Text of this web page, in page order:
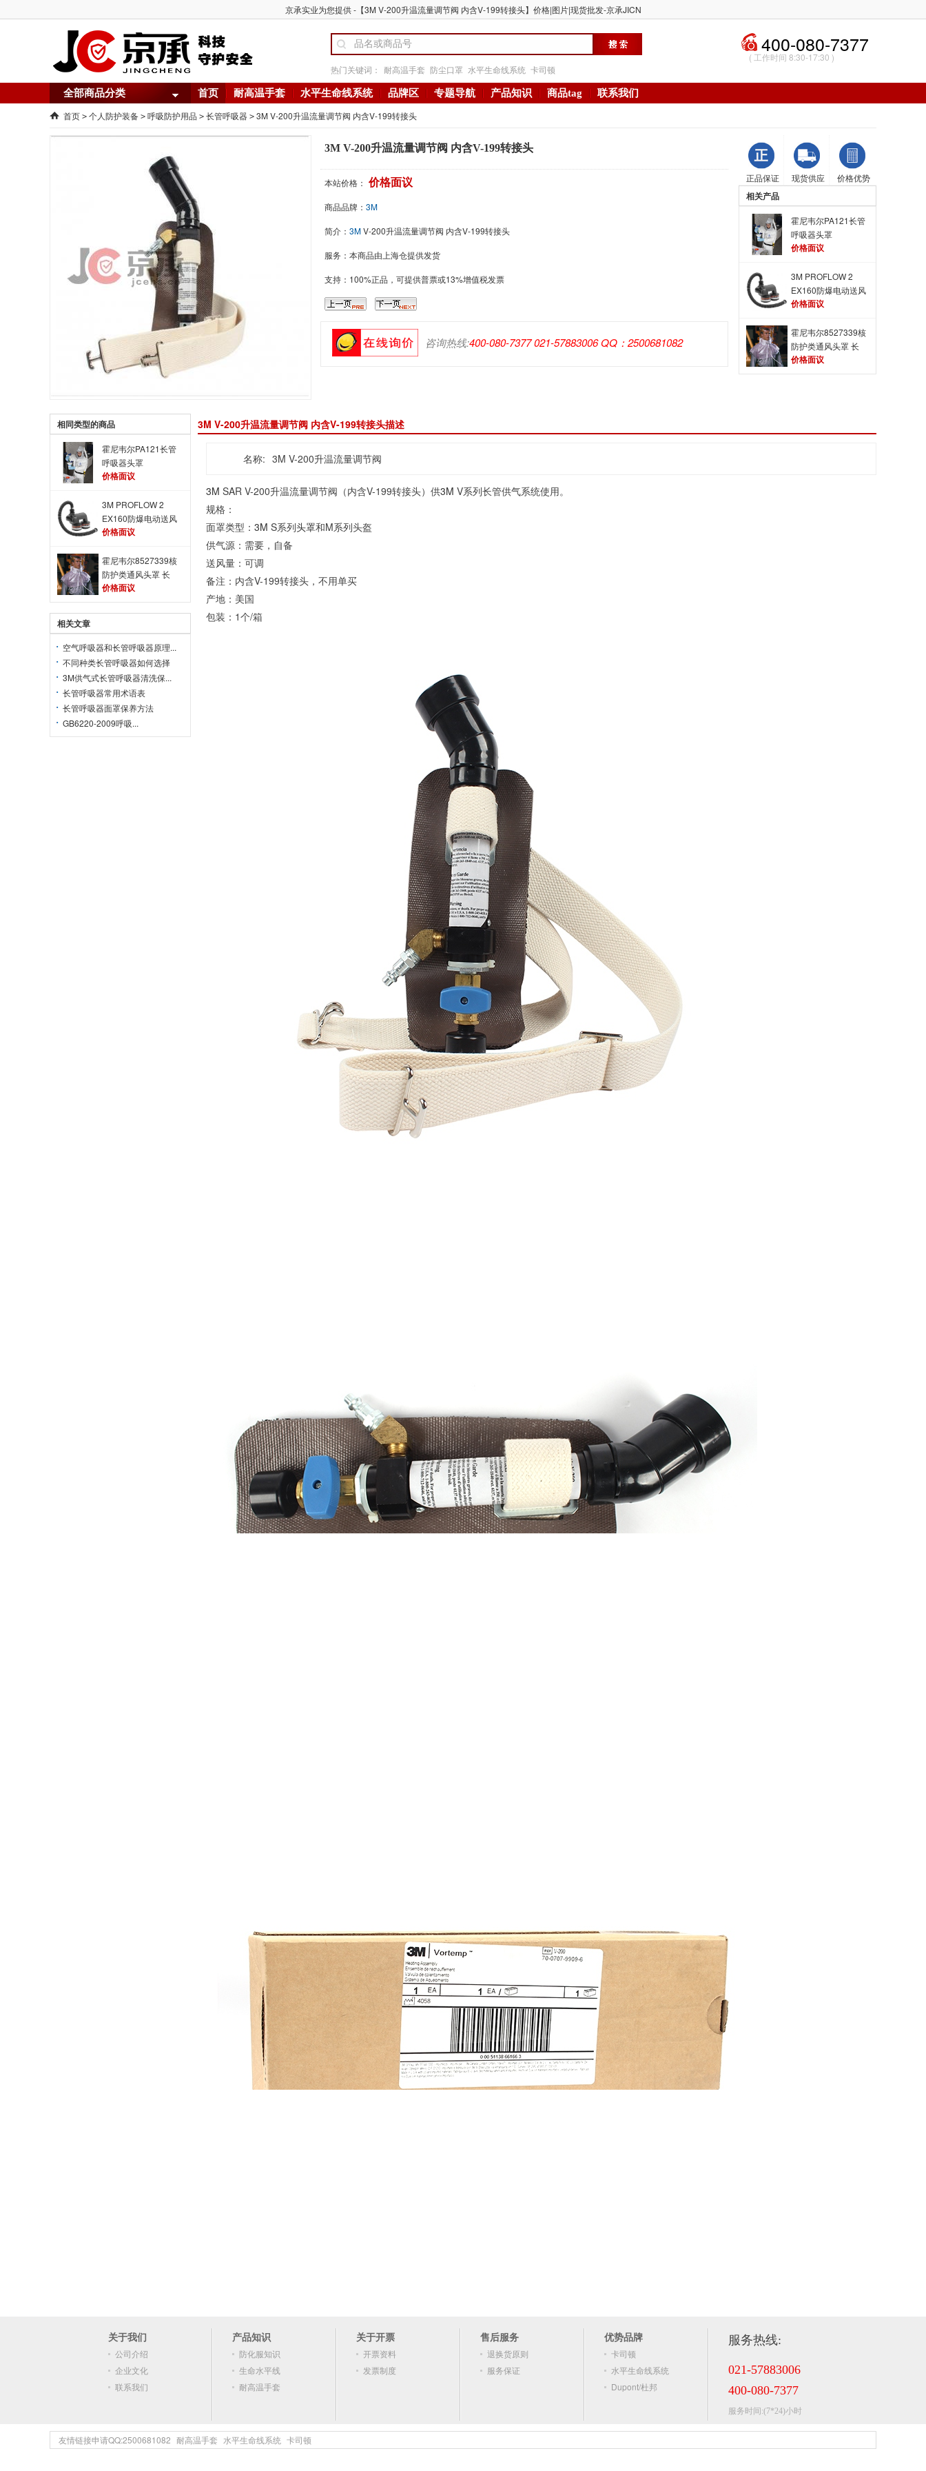
京承实业为您提供 -【3M V-200升温流量调节阀 内含V-199转接头】价格|图片|现货批发-京承JICN
热门关键词： 耐高温手套 防尘口罩 水平生命线系统 卡司顿
400-080-7377
( 工作时间 8:30-17:30 )
全部商品分类 首页 耐高温手套 水平生命线系统 品牌区 专题导航 产品知识 商品tag 联系我们
首页 > 个人防护装备 > 呼吸防护用品 > 长管呼吸器 > 3M V-200升温流量调节阀 内含V-199转接头
3M V-200升温流量调节阀 内含V-199转接头
本站价格： 价格面议
商品品牌： 3M
简介： 3MV-200升温流量调节阀 内含V-199转接头
服务：本商品由上海仓提供发货
支持：100%正品，可提供普票或13%增值税发票
咨询热线:400-080-7377 021-57883006 QQ：2500681082
正品保证 现货供应 价格优势
相关产品
霍尼韦尔PA121长管
呼吸器头罩
价格面议
3M PROFLOW 2
EX160防爆电动送风
呼吸器 极度轻便送
价格面议
霍尼韦尔8527339核
防护类通风头罩 长
管呼吸器配件
价格面议
相同类型的商品
霍尼韦尔PA121长管
呼吸器头罩
价格面议
3M PROFLOW 2
EX160防爆电动送风
呼吸器 极度轻便送
价格面议
霍尼韦尔8527339核
防护类通风头罩 长
管呼吸器配件
价格面议
相关文章
空气呼吸器和长管呼吸器原理...
不同种类长管呼吸器如何选择
3M供气式长管呼吸器清洗保...
长管呼吸器常用术语表
长管呼吸器面罩保养方法
GB6220-2009呼吸...
3M V-200升温流量调节阀 内含V-199转接头描述
名称: 3M V-200升温流量调节阀
3M SAR V-200升温流量调节阀（内含V-199转接头）供3M V系列长管供气系统使用。
规格：
面罩类型： 3M S系列头罩和M系列头盔
供气源：需要，自备
送风量：可调
备注：内含V-199转接头，不用单买
产地：美国
包装：1个/箱
关于我们
公司介绍
企业文化
联系我们
产品知识
防化服知识
生命水平线
耐高温手套
关于开票
开票资料
发票制度
售后服务
退换货原则
服务保证
优势品牌
卡司顿
水平生命线系统
Dupont/杜邦
服务热线:
021-57883006
400-080-7377
服务时间:(7*24)小时
友情链接申请QQ:2500681082 耐高温手套 水平生命线系统 卡司顿